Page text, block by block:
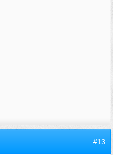
#13